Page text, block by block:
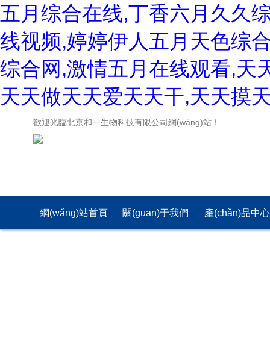
五月综合在线,丁香六月久久
线视频,婷婷伊人五月天色综
综合网,激情五月在线观看,天
天天做天天爱天天干,天天摸
歡迎光臨北京和一生物科技有限公司網(wǎng)站！
網(wǎng)站首頁 關(guān)于我們 產(chǎn)品中心